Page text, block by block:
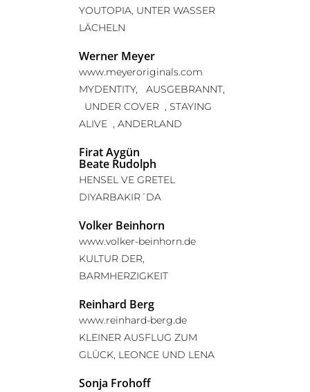
YOUTOPIA, UNTER WASSER
LÄCHELN
Werner Meyer
www.meyeroriginals.com
MYDENTITY, AUSGEBRANNT,
UNDER COVER , STAYING
ALIVE , ANDERLAND
Firat Aygün
Beate Rudolph
HENSEL VE GRETEL
DIYARBAKIR´DA
Volker Beinhorn
www.volker-beinhorn.de
KULTUR DER,
BARMHERZIGKEIT
Reinhard Berg
www.reinhard-berg.de
KLEINER AUSFLUG ZUM
GLÜCK, LEONCE UND LENA
Sonja Frohoff